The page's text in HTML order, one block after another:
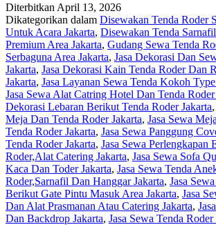
Sofa
Putih
Meja
Kaca
VIP
Dan
Tenda
Roder
Jakarta
Diterbitkan April 13, 2026
Dikategorikan dalam Disewakan Tenda Roder
Untuk Acara Jakarta, Disewakan Tenda
Premium Area Jakarta, Gudang Sewa Tenda
Serbaguna Area Jakarta, Jasa Dekorasi Dan
Jakarta, Jasa Dekorasi Kain Tenda Roder Dan
Jakarta, Jasa Layanan Sewa Tenda Kokoh
Jasa Sewa Alat Catring Hotel Dan Tenda Roder
Dekorasi Lebaran Berikut Tenda Roder Jakarta,
Meja Dan Tenda Roder Jakarta, Jasa Sewa
Tenda Roder Jakarta, Jasa Sewa Panggung
Tenda Roder Jakarta, Jasa Sewa Perlengkapan
Roder,Alat Catering Jakarta, Jasa Sewa Sofa
Kaca Dan Toder Jakarta, Jasa Sewa Tenda
Roder,Sarnafil Dan Hanggar Jakarta, Jasa
Berikut Gate Pintu Masuk Area Jakarta, Jasa
Dan Alat Prasmanan Atau Catering Jakarta,
Dan Backdrop Jakarta, Jasa Sewa Tenda